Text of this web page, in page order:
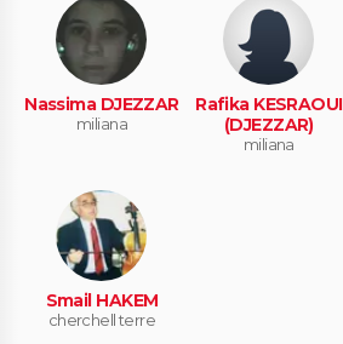
Nassima DJEZZAR
miliana
Rafika KESRAOUI
(DJEZZAR)
miliana
Smail HAKEM
cherchell terre